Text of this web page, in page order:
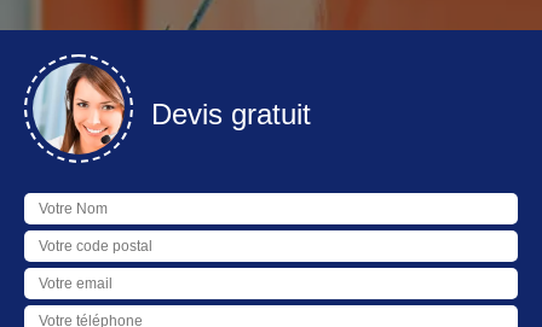
Devis gratuit